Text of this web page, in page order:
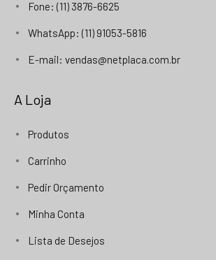
Fone: (11) 3876-6625
WhatsApp: (11) 91053-5816
E-mail: vendas@netplaca.com.br
A Loja
Produtos
Carrinho
Pedir Orçamento
Minha Conta
Lista de Desejos